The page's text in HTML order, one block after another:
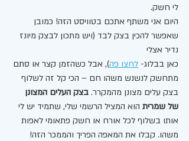
לי חשק.
היום אני משתף אתכם בטוויסט הזה! כמובן
שאפשר להכין בצק לבד (ויש מתכון לבצק מיונז
נדיר אצלי
כאן בבלוג- לחצו פה), אבל כשהזמן קצר או סתם
מתחשק לנשנש משהו חם – הכי קל זה לשלוף
בצק עלים מצונן מהמקרר. בצק העלים המצונן
של שמרית הוא המציל הרשמי שלי, שתמיד יש לי
אותו בשלוף לכל אורח או חשק פתאומי לאפות
משהו. קבלו את המאפה הפריך והממכר הזה!